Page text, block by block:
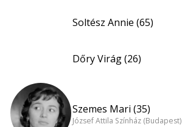
Soltész Annie (65)
Dőry Virág (26)
Szemes Mari (35)
József Attila Színház (Budapest)